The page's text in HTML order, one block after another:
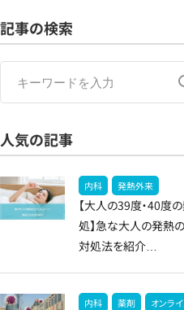
記事の検索
人気の記事
内科 発熱外来
【大人の39度・40度
処】急な大人の発熱
対処法を紹介…
内科 薬剤 オンラ